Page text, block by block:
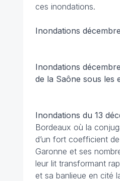
ces inondations.
Inondations
Inondations
de la Saône sous les
Inondations du 13
Bordeaux où la
d’un fort coefficient
Garonne et ses
leur lit transformant
et sa banlieue en cité